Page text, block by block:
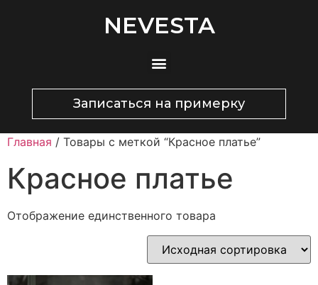
NEVESTA
Записаться на примерку
Главная / Товары с меткой “Красное платье”
Красное платье
Отображение единственного товара